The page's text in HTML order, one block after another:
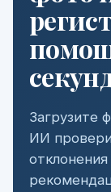
Загрузите
ИИ